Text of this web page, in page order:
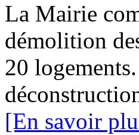
La Mairie
démolition
20
[En savoir